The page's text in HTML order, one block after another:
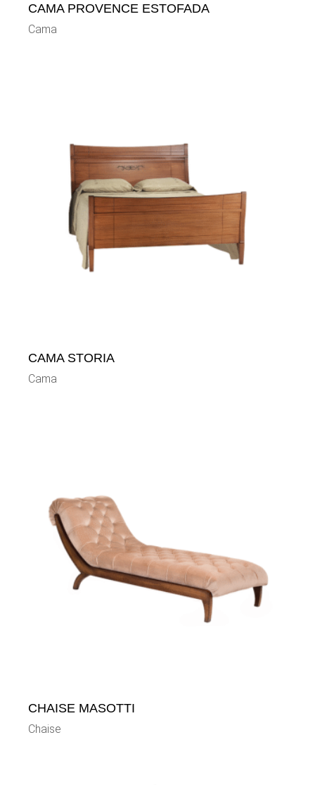
CAMA PROVENCE ESTOFADA
Cama
CAMA STORIA
Cama
CHAISE MASOTTI
Chaise